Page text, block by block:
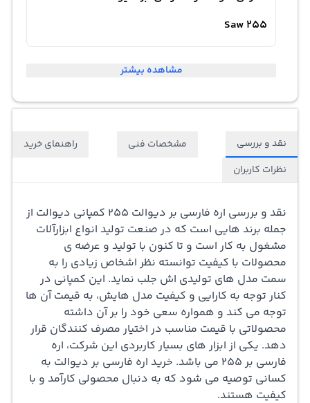
Saw 255
اره فارسی بر از جمله دستگاه های پر کاربرد در صنعت نجاری می
باشد که امکان برش انواع چوب را در زوایای مختلف به نجاران
بسیار دقیقی را در زوایای مختلف ایجاد کرد. حال شاید این
سوال برایتان پیش بیاید که آیا وجود یک اره ی فارسی بر در هر
تمام نجارانی که به طور حرفه ای کار می کنند و یا در کارگاه خود
به تولید لوازم دکوری و ظریف می پردازند به این دستگاه کار
راه انداز نیاز خواهند داشت. یکی از دستگاه های قدرتمند و
کارای موجود در بازار که می توانید برای برش و فارسی کردن
انواع چوب دیوالت حساب باز کنید دستگاه فارسی بر دیوالت «
بهره می برد به همین دلیل از پس برش انواع قطعه های چوب،
پلاستیکی و آلومینیوم بر می آید. در واقع این موتور با قدرت
مشاهده بیشتر
نقد و بررسی مشخصات فنی
راهنمای خرید
نظرات کاربران
نقد و بررسی اره فارسی بر دیوالت 255
کمپانی دیوالت از
جمله برند هایی است که در صنعت تولید انواع ابزارآلات
مشغول به کار است و تا کنون با تولید و عرضه ی
محصولات با کیفیت توانسته نظر اشخاص زیادی را به
سمت مدل های تولیدی اش جلب نماید. این کمپانی در
کنار توجه به کارایی و کیفیت مدل هایش، به قیمت آن ها
توجه می کند و همواره سعی خود را بر آن داشته
محصولاتی با قیمت مناسب در اختیار مصرف کنندگان قرار
دهد. یکی از ابزار های بسیار کاربردی این شرکت، اره
فارسی بر 255 می باشد. خرید اره فارسی بر دیوالت به
کسانی توصیه می شود که به دنبال محصولی کارآمد و با
کیفیت هستند.